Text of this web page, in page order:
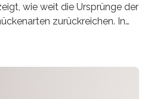
wie weit die Ursprünge der
zurückreichen. In
bekannte Stechmücken-
und hat sich in
erhalten. Es konnte als neue